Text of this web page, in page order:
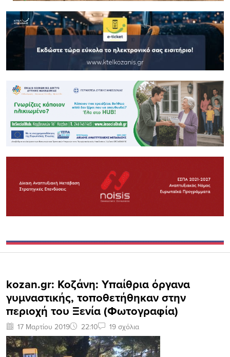
kozan.gr: Κοζάνη: Υπαίθρια όργανα
γυμναστικής, τοποθετήθηκαν στην
περιοχή του Ξενία (Φωτογραφία)
17 Μαρτίου 2019 22:10 19 σχόλια